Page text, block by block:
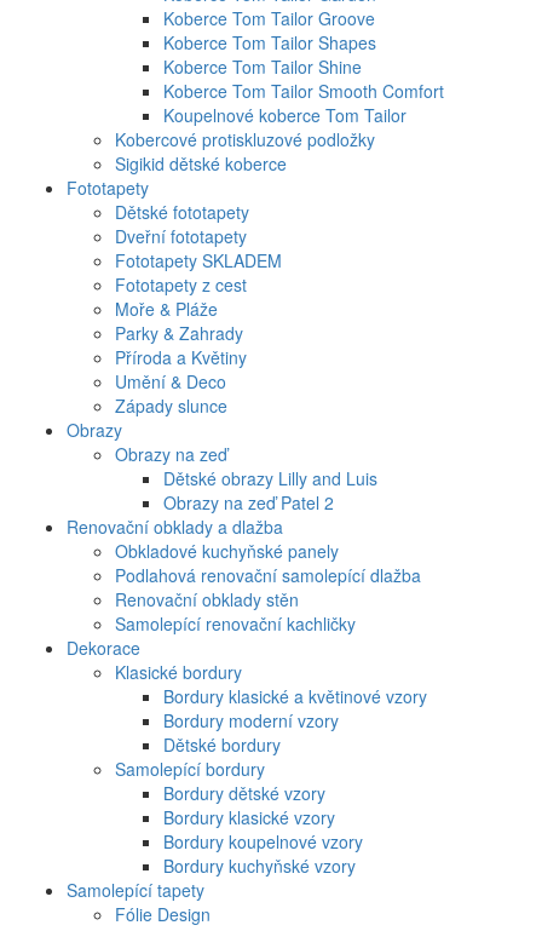
Koberce Tom Tailor Groove
Koberce Tom Tailor Shapes
Koberce Tom Tailor Shine
Koberce Tom Tailor Smooth Comfort
Koupelnové koberce Tom Tailor
Kobercové protiskluzové podložky
Sigikid dětské koberce
Fototapety
Dětské fototapety
Dveřní fototapety
Fototapety SKLADEM
Fototapety z cest
Moře & Pláže
Parky & Zahrady
Příroda a Květiny
Umění & Deco
Západy slunce
Obrazy
Obrazy na zeď
Dětské obrazy Lilly and Luis
Obrazy na zeď Patel 2
Renovační obklady a dlažba
Obkladové kuchyňské panely
Podlahová renovační samolepící dlažba
Renovační obklady stěn
Samolepící renovační kachličky
Dekorace
Klasické bordury
Bordury klasické a květinové vzory
Bordury moderní vzory
Dětské bordury
Samolepící bordury
Bordury dětské vzory
Bordury klasické vzory
Bordury koupelnové vzory
Bordury kuchyňské vzory
Samolepící tapety
Fólie Design